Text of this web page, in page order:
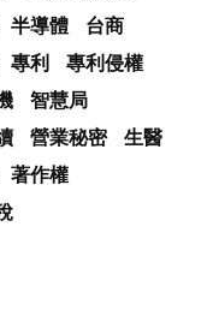
半導體
台商
專利
專利侵權
智慧局
營業秘密
生醫
著作權